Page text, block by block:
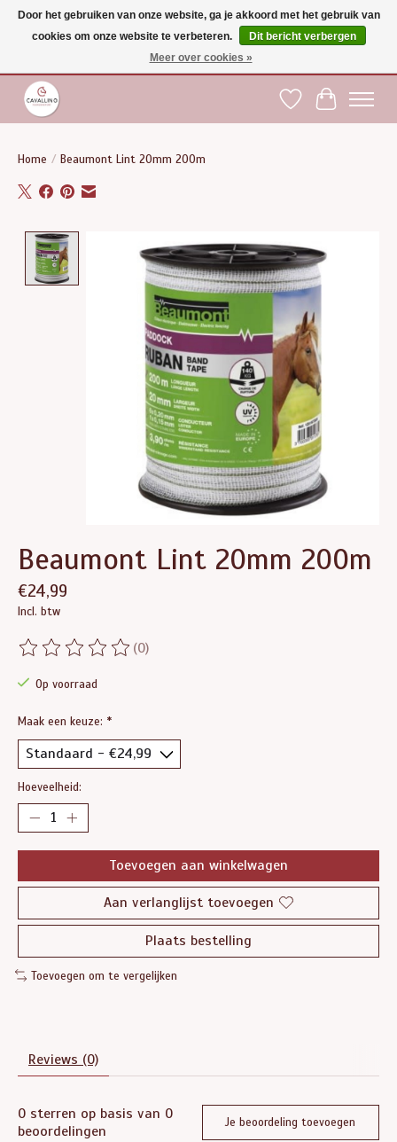
Gratis verzending vanaf €75 binnen BE - vanaf €100 naar EU | Voor 17:00 besteld is
dezelfde dag verzonden | Klantendienst: +32 (0)51 21 27 00 |
Verlanglijst
Home / Beaumont Lint 20mm 200m
Product image slideshow Items
Beaumont Lint 20mm 200m
€24,99
Incl. btw
De beoordeling van dit product is
(0)
Op voorraad
Maak een keuze: *
Hoeveelheid:
Toevoegen aan winkelwagen
Aan verlanglijst toevoegen
Plaats bestelling
Toevoegen om te vergelijken
Reviews (0)
0 sterren op basis van 0
beoordelingen
Je beoordeling toevoegen
Door het gebruiken van onze website, ga je akkoord met het gebruik van
cookies om onze website te verbeteren.
Dit bericht verbergen
Meer over cookies »